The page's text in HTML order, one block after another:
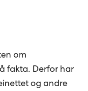
om
fakta. Derfor har
og andre